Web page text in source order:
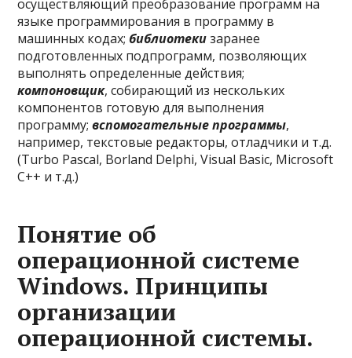
осуществляющий преобразование программ на
языке программирования в программу в
машинных кодах;библиотекизаранее
подготовленных подпрограмм, позволяющих
выполнять определенные действия;
компоновщик, собирающий из нескольких
компонентов готовую для выполнения
программу;вспомогательные программы,
например, текстовые редакторы, отладчики и т.д.
(Turbo Pascal, Borland Delphi, Visual Basic, Microsoft
C++ и т.д.)
Понятие об
операционной системе
Windows. Принципы
организации
операционной системы.